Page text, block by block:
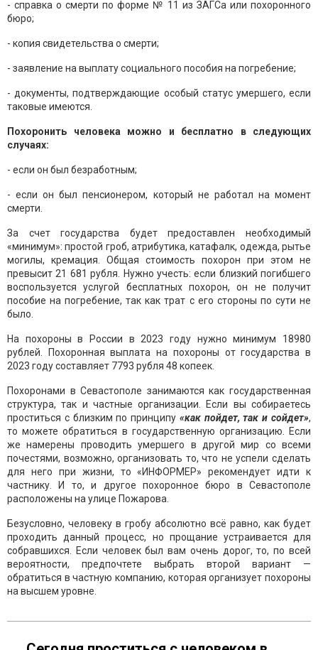
- справка о смерти по форме № 11 из ЗАГСа или похоронного
бюро;
- копия свидетельства о смерти;
- заявление на выплату социального пособия на погребение;
- документы, подтверждающие особый статус умершего, если
таковые имеются.
Похоронить человека можно и бесплатно в следующих
случаях:
- если он был безработным;
- если он был пенсионером, который не работал на момент
смерти.
За счет государства будет предоставлен необходимый
«минимум»: простой гроб, атрибутика, катафалк, одежда, рытье
могилы, кремация. Общая стоимость похорон при этом не
превысит 21 681 рубля. Нужно учесть: если близкий погибшего
воспользуется услугой бесплатных похорон, он не получит
пособие на погребение, так как трат с его стороны по сути не
было.
На похороны в России в 2023 году нужно минимум 18980
рублей. Похоронная выплата на похороны от государства в
2023 году составляет 7793 рубля 48 копеек.
Похоронами в Севастополе занимаются как государственная
структура, так и частные организации. Если вы собираетесь
проститься с близким по принципу «как пойдет, так и сойдет»,
то можете обратиться в государственную организацию. Если
же намерены проводить умершего в другой мир со всеми
почестями, возможно, организовать то, что не успели сделать
для него при жизни, то «ИНФОРМЕР» рекомендует идти к
частнику. И то, и другое похоронное бюро в Севастополе
расположены на улице Пожарова.
Безусловно, человеку в гробу абсолютно всё равно, как будет
проходить данный процесс, но прощание устраивается для
собравшихся. Если человек был вам очень дорог, то, по всей
вероятности, предпочтете выбрать второй вариант —
обратиться в частную компанию, которая организует похороны
на высшем уровне.